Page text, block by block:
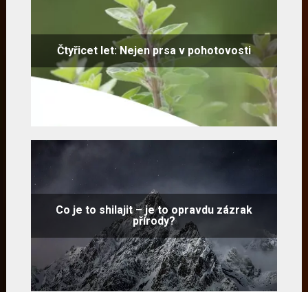
Čtyřicet let: Nejen prsa v pohotovosti
Co je to shilajit – je to opravdu zázrak
přírody?